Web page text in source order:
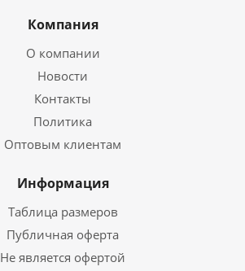
Компания
О компании
Новости
Контакты
Политика
Оптовым клиентам
Информация
Таблица размеров
Публичная оферта
Не является офертой